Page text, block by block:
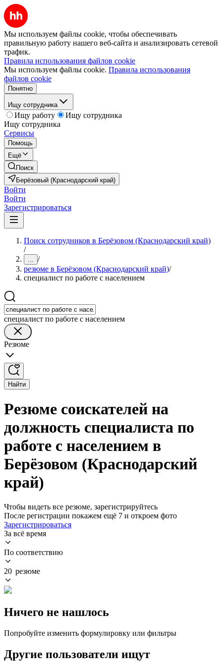
Мы используем файлы cookie, чтобы обеспечивать
правильную работу нашего веб-сайта и анализировать сетевой
трафик.
Правила использования файлов cookie
Мы используем файлы cookie. Правила использования
файлов cookie
Понятно
Ищу сотрудника
Ищу работу
Ищу сотрудника
Ищу сотрудника
Сервисы
Помощь
Ещё
Поиск
Берёзовый (Краснодарский край)
Войти
Войти
Зарегистрироваться
Поиск сотрудников в Берёзовом (Краснодарский край)
/
... /
резюме в Берёзовом (Краснодарский край)/
специалист по работе с населением
специалист по работе с населением
Резюме
Найти
Резюме соискателей на
должность специалиста по
работе с населением в
Берёзовом (Краснодарский
край)
Чтобы видеть все резюме, зарегистрируйтесь
После регистрации покажем ещё 7 и откроем фото
Зарегистрироваться
За всё время
По соответствию
20 резюме
Ничего не нашлось
Попробуйте изменить формулировку или фильтры
Другие пользователи ищут